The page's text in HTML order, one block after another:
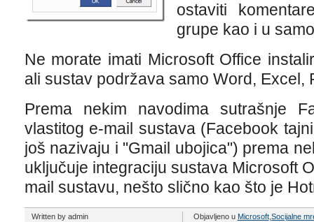
ostaviti
grupe kao i u
Ne morate imati Microsoft Office
ali sustav podržava samo Word, Excel,
Prema nekim navodima sutrašnje
vlastitog e-mail sustava (Facebook
još nazivaju i "Gmail ubojica") prema
uključuje integraciju sustava Microsoft
mail sustavu, nešto slično kao što je
Written by admin
Objavljeno u Microsoft, Socijalne